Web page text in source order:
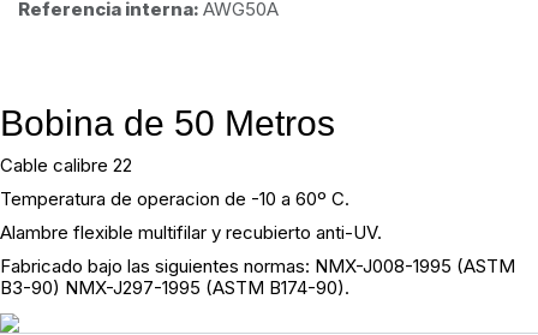
Referencia interna: AWG50A
Bobina de 50 Metros
Cable calibre 22
Temperatura de operacion de -10 a 60º C.
Alambre flexible multifilar y recubierto anti-UV.
Fabricado bajo las siguientes normas: NMX-J008-1995 (ASTM
B3-90) NMX-J297-1995 (ASTM B174-90).